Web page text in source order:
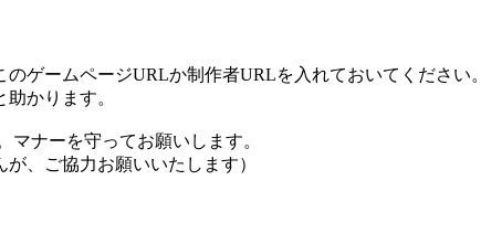
ゲームページURLか制作者URLを入れておいてください。
かります。
ナーを守ってお願いします。
、ご協力お願いいたします）